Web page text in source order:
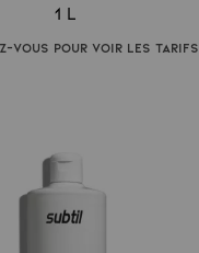
1 L
vous pour voir les tarifs